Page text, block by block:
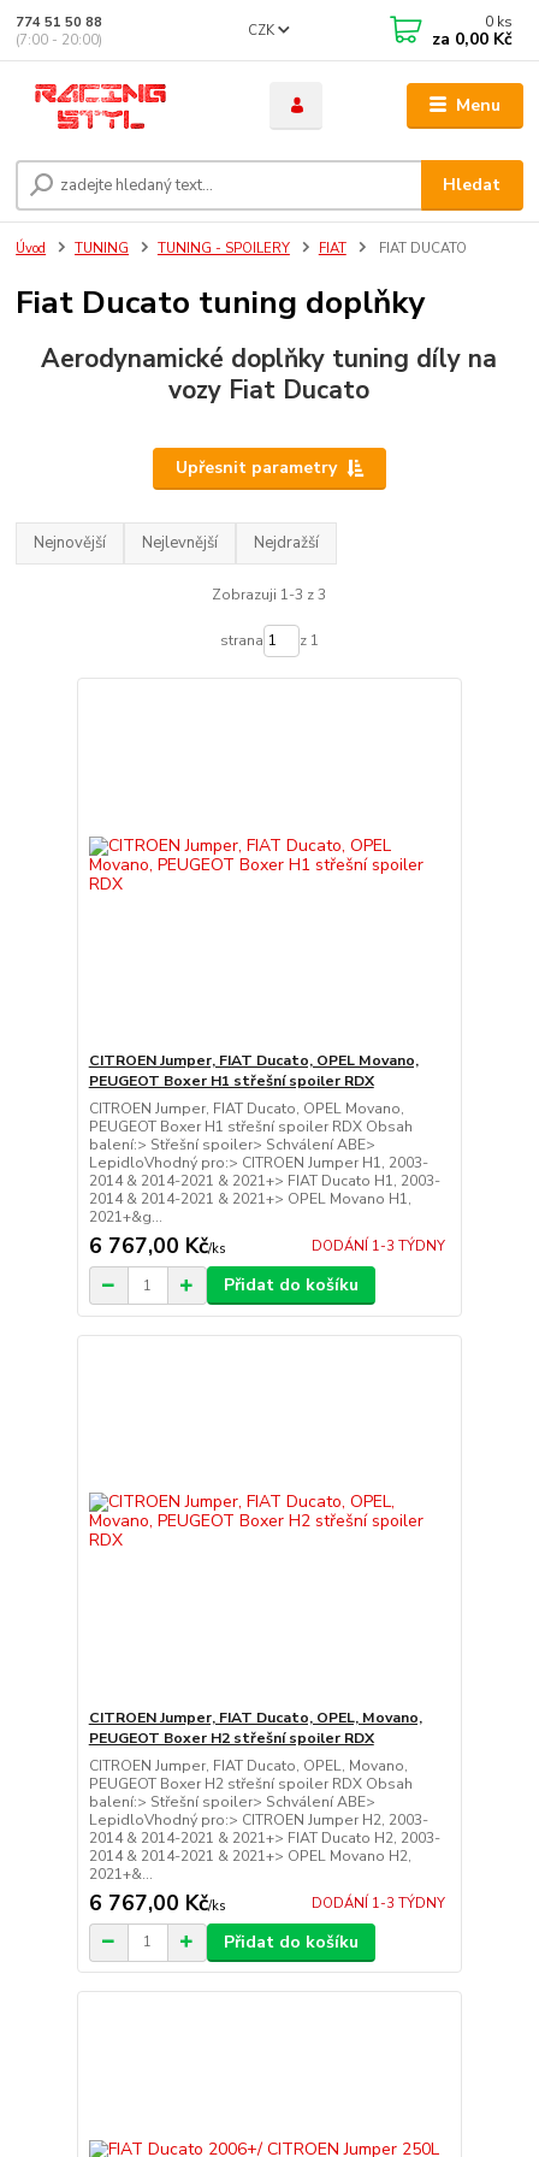
Menu
CZK
Hledat
774 51 50 88
(7:00 - 20:00)
0 ks
za 0,00 Kč
Úvod TUNING TUNING - SPOILERY FIAT FIAT DUCATO
Fiat Ducato tuning doplňky
Aerodynamické doplňky tuning díly na
vozy Fiat Ducato
Upřesnit parametry
Nejnovější Nejlevnější Nejdražší
Zobrazuji 1-3 z 3
strana z 1
CITROEN Jumper, FIAT Ducato, OPEL Movano,
PEUGEOT Boxer H1 střešní spoiler RDX
CITROEN Jumper, FIAT Ducato, OPEL Movano,
PEUGEOT Boxer H1 střešní spoiler RDX Obsah
balení:> Střešní spoiler> Schválení ABE>
LepidloVhodný pro:> CITROEN Jumper H1, 2003-
2014 & 2014-2021 & 2021+> FIAT Ducato H1, 2003-
2014 & 2014-2021 & 2021+> OPEL Movano H1,
2021+&g...
6 767,00 Kč/ks DODÁNÍ 1-3 TÝDNY
Přidat do košíku
CITROEN Jumper, FIAT Ducato, OPEL, Movano,
PEUGEOT Boxer H2 střešní spoiler RDX
CITROEN Jumper, FIAT Ducato, OPEL, Movano,
PEUGEOT Boxer H2 střešní spoiler RDX Obsah
balení:> Střešní spoiler> Schválení ABE>
LepidloVhodný pro:> CITROEN Jumper H2, 2003-
2014 & 2014-2021 & 2021+> FIAT Ducato H2, 2003-
2014 & 2014-2021 & 2021+> OPEL Movano H2,
2021+&...
6 767,00 Kč/ks DODÁNÍ 1-3 TÝDNY
Přidat do košíku